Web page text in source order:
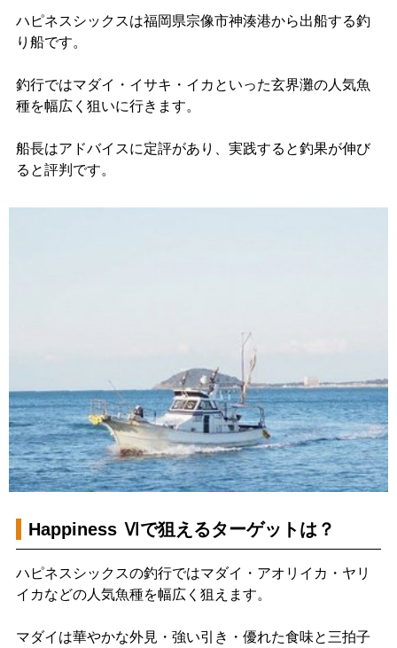
ハピネスシックスは福岡県宗像市神湊港から出船する釣
り船です。
釣行ではマダイ・イサキ・イカといった玄界灘の人気魚
種を幅広く狙いに行きます。
船長はアドバイスに定評があり、実践すると釣果が伸び
ると評判です。
Happiness Ⅵで狙えるターゲットは？
ハピネスシックスの釣行ではマダイ・アオリイカ・ヤリ
イカなどの人気魚種を幅広く狙えます。
マダイは華やかな外見・強い引き・優れた食味と三拍子